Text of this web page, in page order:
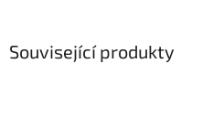
Související produkty